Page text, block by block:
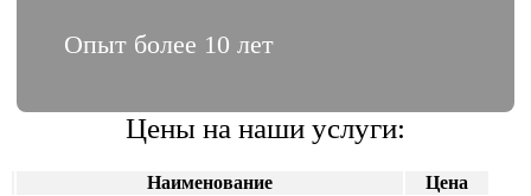
Опыт более 10 лет
Цены на наши услуги:
Наименование
Цена